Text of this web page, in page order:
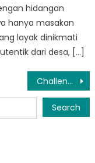
hidangan
hanya masakan
layak dinikmati
dari desa, […]
Challenges and Opportunities in Pendidikan Menengah Paser: A Closer Look
Search